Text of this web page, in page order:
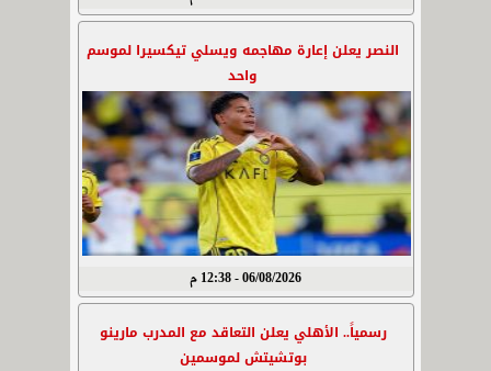
النصر يعلن إعارة مهاجمه ويسلي تيكسيرا لموسم
واحد
06/08/2026 - 12:38 م
رسمياً.. الأهلي يعلن التعاقد مع المدرب مارينو
بوتشيتش لموسمين